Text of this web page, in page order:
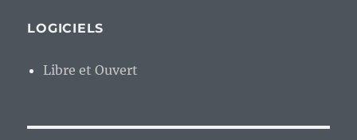
LOGICIELS
Libre et Ouvert